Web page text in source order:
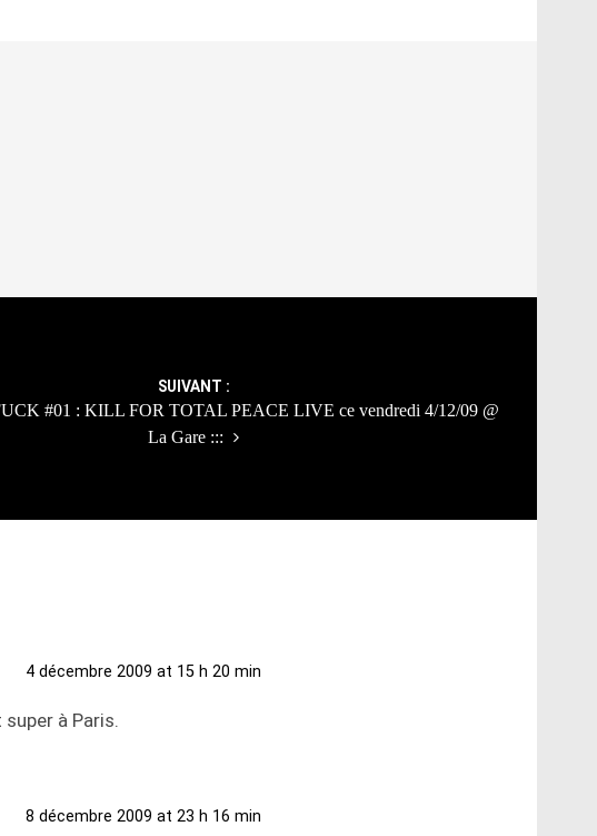
SUIVANT :
#01 : KILL FOR TOTAL PEACE LIVE ce vendredi 4/12/09 @
La Gare :::
4 décembre 2009 at 15 h 20 min
à Paris.
8 décembre 2009 at 23 h 16 min